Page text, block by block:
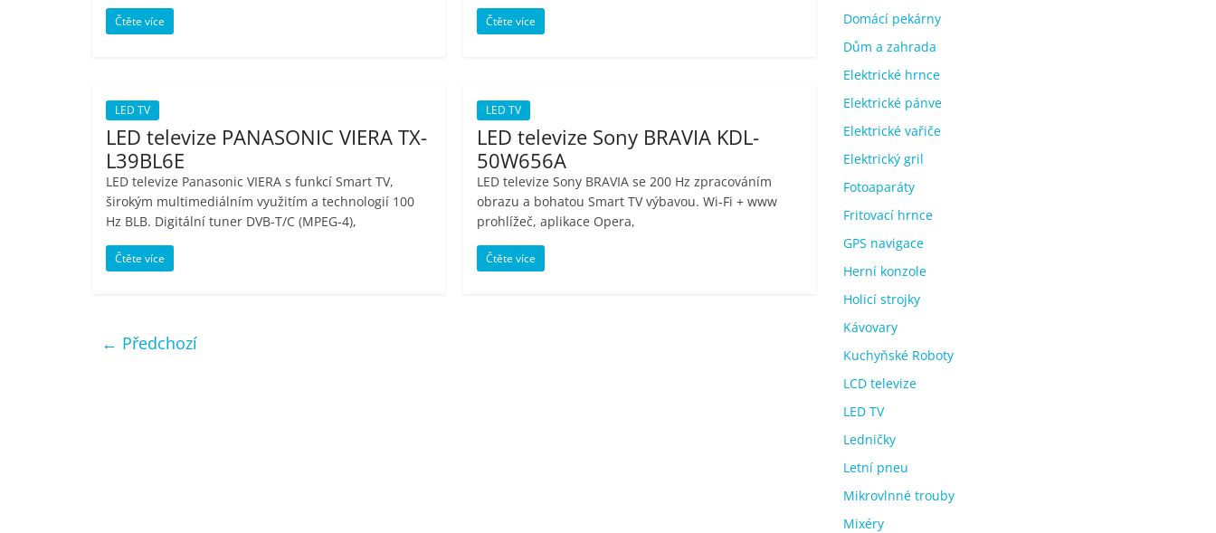
Čtěte více Čtěte více
LED TV
LED televize PANASONIC VIERA TX-
L39BL6E
LED televize Panasonic VIERA s funkcí Smart TV,
širokým multimediálním využitím a technologií 100
Hz BLB. Digitální tuner DVB-T/C (MPEG-4),
Čtěte více
LED TV
LED televize Sony BRAVIA KDL-
50W656A
LED televize Sony BRAVIA se 200 Hz zpracováním
obrazu a bohatou Smart TV výbavou. Wi-Fi + www
prohlížeč, aplikace Opera,
Čtěte více
← Předchozí
Domácí pekárny
Dům a zahrada
Elektrické hrnce
Elektrické pánve
Elektrické vařiče
Elektrický gril
Fotoaparáty
Fritovací hrnce
GPS navigace
Herní konzole
Holicí strojky
Kávovary
Kuchyňské Roboty
LCD televize
LED TV
Ledničky
Letní pneu
Mikrovlnné trouby
Mixéry